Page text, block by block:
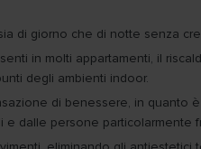
di giorno che di notte senza
in molti appartamenti, il
degli ambienti indoor.
di benessere, in quanto
e dalle persone particolarmente